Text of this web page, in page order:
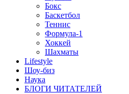
Бокс
Баскетбол
Теннис
Формула-1
Хоккей
Шахматы
Lifestyle
Шоу-биз
Наука
БЛОГИ ЧИТАТЕЛЕЙ